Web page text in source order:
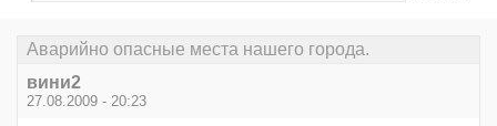
Аварийно опасные места нашего города.
вини2
27.08.2009 - 20:23